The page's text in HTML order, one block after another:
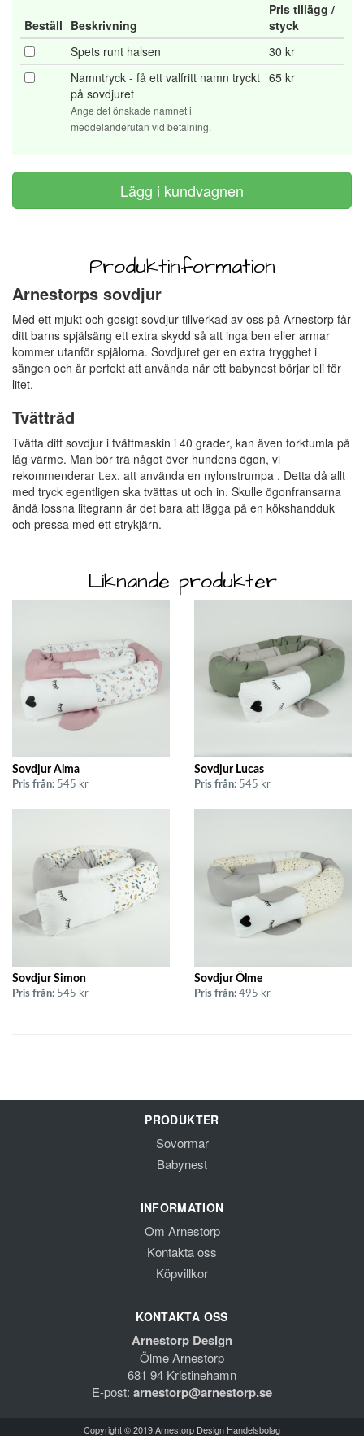
Beställ Beskrivning
Pris tillägg /
styck
Spets runt halsen
30 kr
Namntryck - få ett valfritt namn tryckt
på sovdjuret
Ange det önskade namnet i
meddelanderutan vid betalning.
65 kr
Produktinformation
Arnestorps sovdjur
Med ett mjukt och gosigt sovdjur tillverkad av oss på Arnestorp får
ditt barns spjälsäng ett extra skydd så att inga ben eller armar
kommer utanför spjälorna. Sovdjuret ger en extra trygghet i
sängen och är perfekt att använda när ett babynest börjar bli för
litet.
Tvättråd
Tvätta ditt sovdjur i tvättmaskin i 40 grader, kan även torktumla på
låg värme. Man bör trä något över hundens ögon, vi
rekommenderar t.ex. att använda en nylonstrumpa . Detta då allt
med tryck egentligen ska tvättas ut och in. Skulle ögonfransarna
ändå lossna litegrann är det bara att lägga på en kökshandduk
och pressa med ett strykjärn.
Liknande produkter
Sovdjur Alma
Pris från: 545 kr
Sovdjur Lucas
Pris från: 545 kr
Sovdjur Simon
Pris från: 545 kr
Sovdjur Ölme
Pris från: 495 kr
PRODUKTER
Sovormar
Babynest
INFORMATION
Om Arnestorp
Kontakta oss
Köpvillkor
KONTAKTA OSS
Arnestorp Design
Ölme Arnestorp
681 94 Kristinehamn
E-post: arnestorp@arnestorp.se
Copyright © 2019 Arnestorp Design Handelsbolag